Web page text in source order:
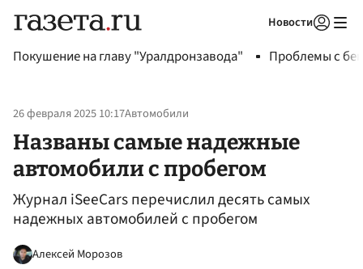
Новости
Покушение на главу "Уралдронзавода" Проблемы с
26 февраля 2025 10:17Автомобили
Названы самые надежные
автомобили с пробегом
Журнал iSeeCars перечислил десять самых
надежных автомобилей с пробегом
Алексей Морозов